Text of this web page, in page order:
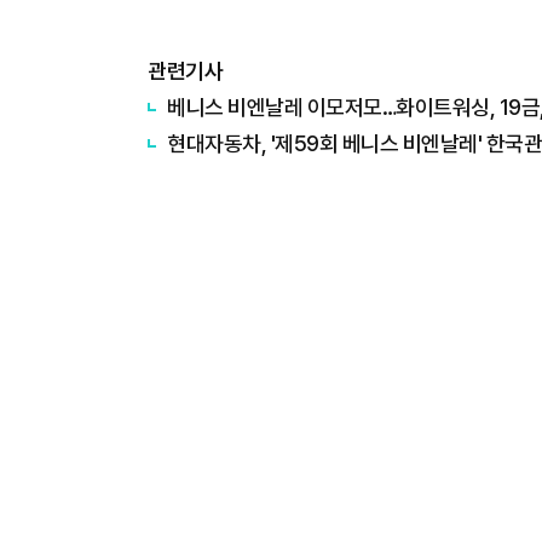
관련기사
베니스 비엔날레 이모저모…화이트워싱, 19금
현대자동차, '제59회 베니스 비엔날레' 한국